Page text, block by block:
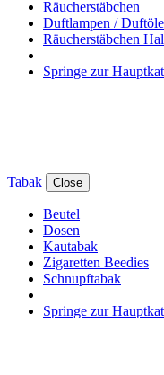
Räucherstäbchen
Duftlampen / Duftöle
Räucherstäbchen
Springe zur
Tabak Close
Beutel
Dosen
Kautabak
Zigaretten Beedies
Schnupftabak
Springe zur